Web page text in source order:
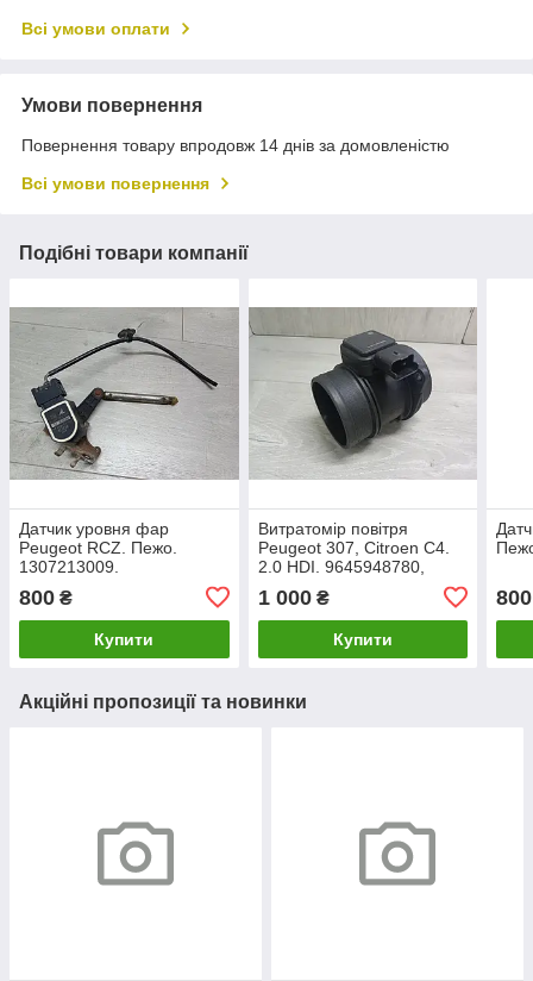
Всі умови оплати
Умови повернення
Повернення товару впродовж 14 днів за домовленістю
Всі умови повернення
Подібні товари компанії
Датчик уровня фар
Peugeot RCZ. Пежо.
1307213009.
800 ₴
Купити
Витратомір повітря
Peugeot 307, Citroen C4.
2.0 HDI. 9645948780,
1 000₴
Купити
800
Акційні пропозиції та новинки